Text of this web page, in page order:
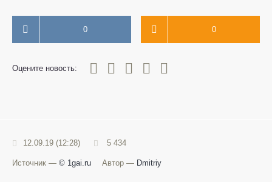
0 0
Оцените новость:
0
1 3 4 5
12.09.19 (12:28) 5 434
Источник — © 1gai.ru Автор — Dmitriy